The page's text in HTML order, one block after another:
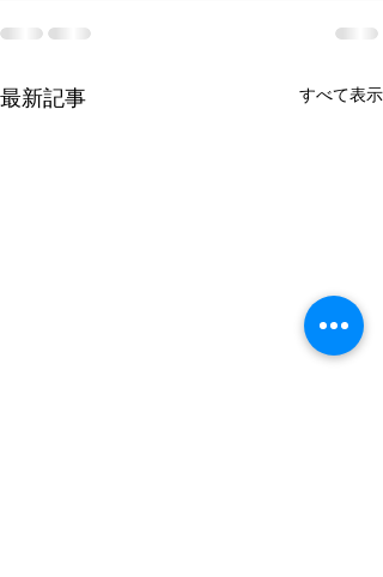
最新記事 すべて表示